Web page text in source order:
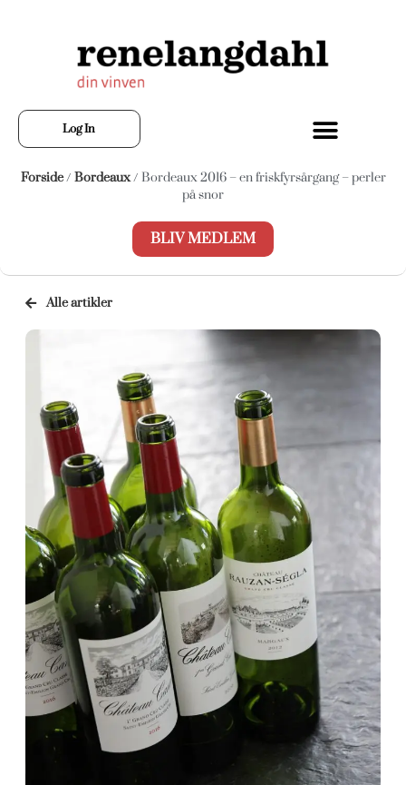
Log In
Forside/ Bordeaux/ Bordeaux 2016 – en friskfyrsårgang – perler
på snor
BLIV MEDLEM
Alle artikler